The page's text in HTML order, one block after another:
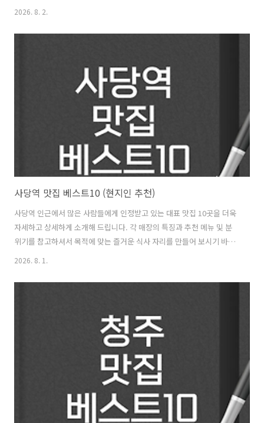
손말이고기 산정집 원주본점입니다. 이곳은 신선한 한우 우둔살을 얇게
를 선보입니다. 무쇠 불판 위에서 들기름을 두르고 살짝 익혀 먹으면 소
다. 고기를 다 먹은 뒤 고깃기름이 배어든 불판에 바로 시골 된장찌개를
부어 밥과 함께 자작하게 끓여 먹는 된장찌개는 이곳 식사의 필수 마무리
코스입니다. 두 번째는 전국 최고의 알탕 전문점으로 꼽히는 까치둥지입
2026. 8. 2.
사당역 맛집 베스트10 (현지인 추천)
사당역 인근에서 많은 사람들에게 인정받고 있는 대표 맛집 10곳을 더욱
자세하고 상세하게 소개해 드립니다. 각 매장의 특징과 추천 메뉴 및 분
위기를 참고하셔서 목적에 맞는 즐거운 식사 자리를 만들어 보시기 바랍
니다. 첫 번째로 소개해 드릴 곳은 복돈이 부추삼겹살입니다. 이곳은 사
다. 매콤하면서도 달콤하게 양념된 부추무침을 삼겹살과 함께 불판에 구
택할 수 있으며 고기에서 나온 기름에 고소하게 익은 부추와 김치의 조화
가 뛰어납니다. 고기를 다 먹은 후 불판에 볶아 먹는 볶음밥은 이곳에서
반드시 맛보아야 하는 별미로 꼽힙니다. 언제나 활기차고 북적이는 포장
2026. 8. 1.